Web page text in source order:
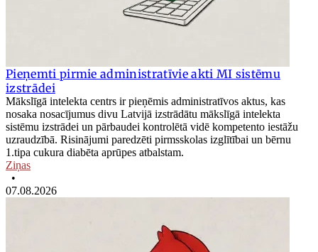
Pieņemti pirmie administratīvie akti MI sistēmu
izstrādei
Mākslīgā intelekta centrs ir pieņēmis administratīvos aktus, kas
nosaka nosacījumus divu Latvijā izstrādātu mākslīgā intelekta
sistēmu izstrādei un pārbaudei kontrolētā vidē kompetento iestāžu
uzraudzībā. Risinājumi paredzēti pirmsskolas izglītībai un bērnu
1.tipa cukura diabēta aprūpes atbalstam.
Ziņas
•
07.08.2026